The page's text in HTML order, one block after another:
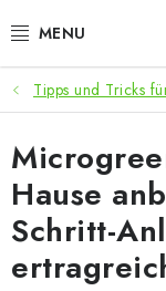
Inhalt
ANGEBOTE
LED
ANBAUBEDARF
AQUARISTIK
Tipps und Tricks
Hause
Schritt-